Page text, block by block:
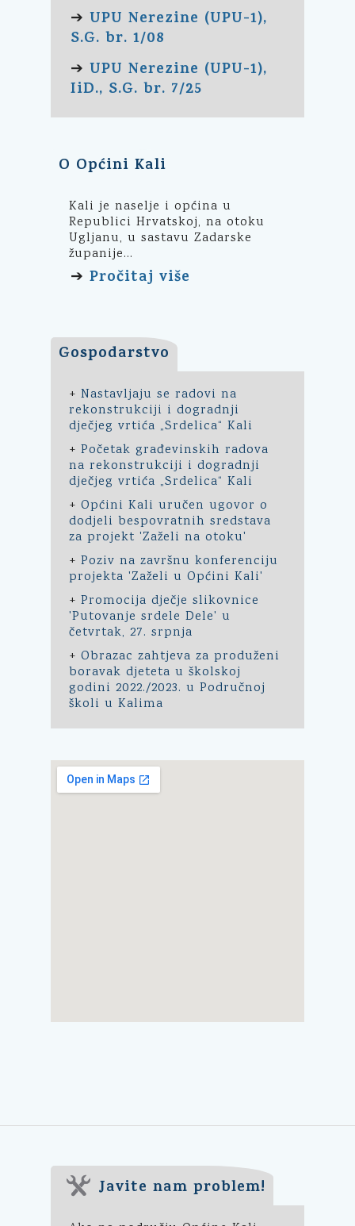
➔ UPU Nerezine (UPU-1),
S.G. br. 1/08
➔ UPU Nerezine (UPU-1),
IiD., S.G. br. 7/25
O Općini Kali
Kali je naselje i općina u
Republici Hrvatskoj, na otoku
Ugljanu, u sastavu Zadarske
županije...
➔ Pročitaj više
Gospodarstvo
+ Nastavljaju se radovi na
rekonstrukciji i dogradnji
dječjeg vrtića „Srdelica“ Kali
+ Početak građevinskih radova
na rekonstrukciji i dogradnji
dječjeg vrtića „Srdelica“ Kali
+ Općini Kali uručen ugovor o
dodjeli bespovratnih sredstava
za projekt 'Zaželi na otoku'
+ Poziv na završnu konferenciju
projekta 'Zaželi u Općini Kali'
+ Promocija dječje slikovnice
'Putovanje srdele Dele' u
četvrtak, 27. srpnja
+ Obrazac zahtjeva za produženi
boravak djeteta u školskoj
godini 2022./2023. u Područnoj
školi u Kalima
Javite nam problem!